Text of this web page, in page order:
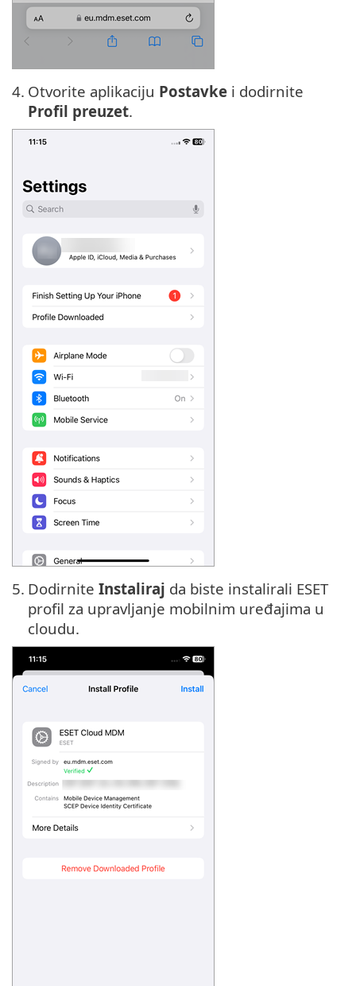
4. Otvorite aplikaciju Postavke i dodirnite
Profil preuzet.
5. Dodirnite Instaliraj da biste instalirali ESET
profil za upravljanje mobilnim uređajima u
cloudu.